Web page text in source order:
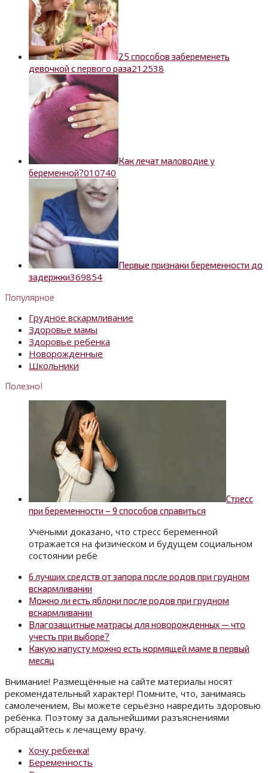
25 способов забеременеть
девочкой с первого раза212538
Как лечат маловодие у
беременной?010740
Первые признаки беременности до
задержки369854
Популярное
Грудное вскармливание
Здоровье мамы
Здоровье ребенка
Новорожденные
Школьники
Полезно!
Стресс
при беременности – 9 способов справиться
Учёными доказано, что стресс беременной
отражается на физическом и будущем социальном
состоянии ребё
6 лучших средств от запора после родов при грудном
вскармливании
Можно ли есть яблоки после родов при грудном
вскармливании
Влагозащитные матрасы для новорожденных — что
учесть при выборе?
Какую капусту можно есть кормящей маме в первый
месяц
Внимание! Размещённые на сайте материалы носят
рекомендательный характер! Помните, что, занимаясь
самолечением, Вы можете серьёзно навредить здоровью
ребёнка. Поэтому за дальнейшими разъяснениями
обращайтесь к лечащему врачу.
Хочу ребенка!
Беременность